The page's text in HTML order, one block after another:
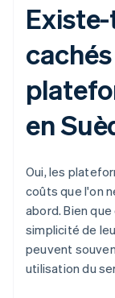
en
Oui, les
coûts que l'on
abord. Bien
simplicité de
peuvent
utilisation du